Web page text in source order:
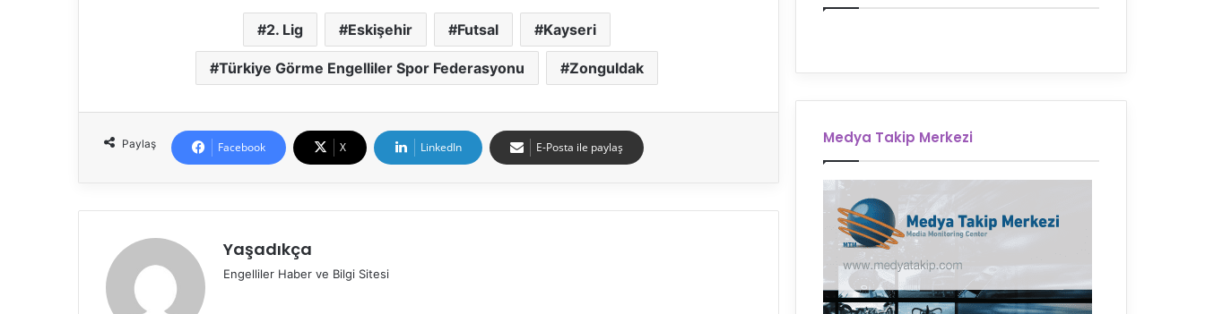
2. Lig Eskişehir Futsal Kayseri
Türkiye Görme Engelliler Spor Federasyonu Zonguldak
Paylaş Facebook X LinkedIn E-Posta ile paylaş
Yaşadıkça
Engelliler Haber ve Bilgi Sitesi
Medya Takip Merkezi